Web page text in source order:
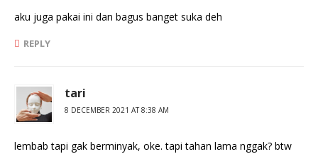
aku juga pakai ini dan bagus banget suka deh
REPLY
tari
8 DECEMBER 2021 AT 8:38 AM
lembab tapi gak berminyak, oke. tapi tahan lama nggak? btw